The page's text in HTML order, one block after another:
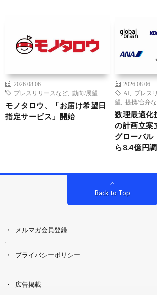
2026.08.06
プレスリリースなど
動向/展望
モノタロウ、「お届け希望日
指定サービス」開始
2026.08.06
AI
プレス
望
提携/合弁
数理最適化
の計画立案
グローバル
ら8.4億円
Back to Top
メルマガ会員登録
プライバシーポリシー
広告掲載